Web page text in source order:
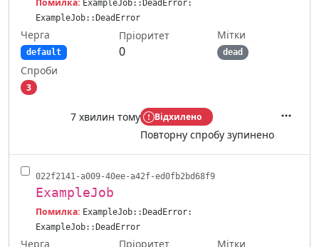
Помилка: ExampleJob::DeadError:
ExampleJob::DeadError
Черга
default
Пріоритет
0
Мітки
dead
Спроби
3
7 хвилин тому Відхилено
Повторну спробу зупинено
022f2141-a009-40ee-a42f-ed0fb2bd68f9
ExampleJob
Помилка: ExampleJob::DeadError:
ExampleJob::DeadError
Черга Пріоритет Мітки